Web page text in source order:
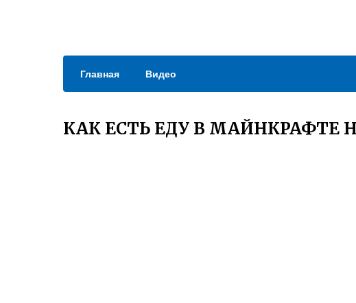
Главная Видео
КАК ЕСТЬ ЕДУ В МАЙНКРАФТЕ